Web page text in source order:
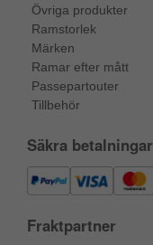
Övriga produkter
Ramstorlek
Märken
Ramar efter mått
Passepartouter
Tillbehör
Säkra betalningar
Fraktpartner